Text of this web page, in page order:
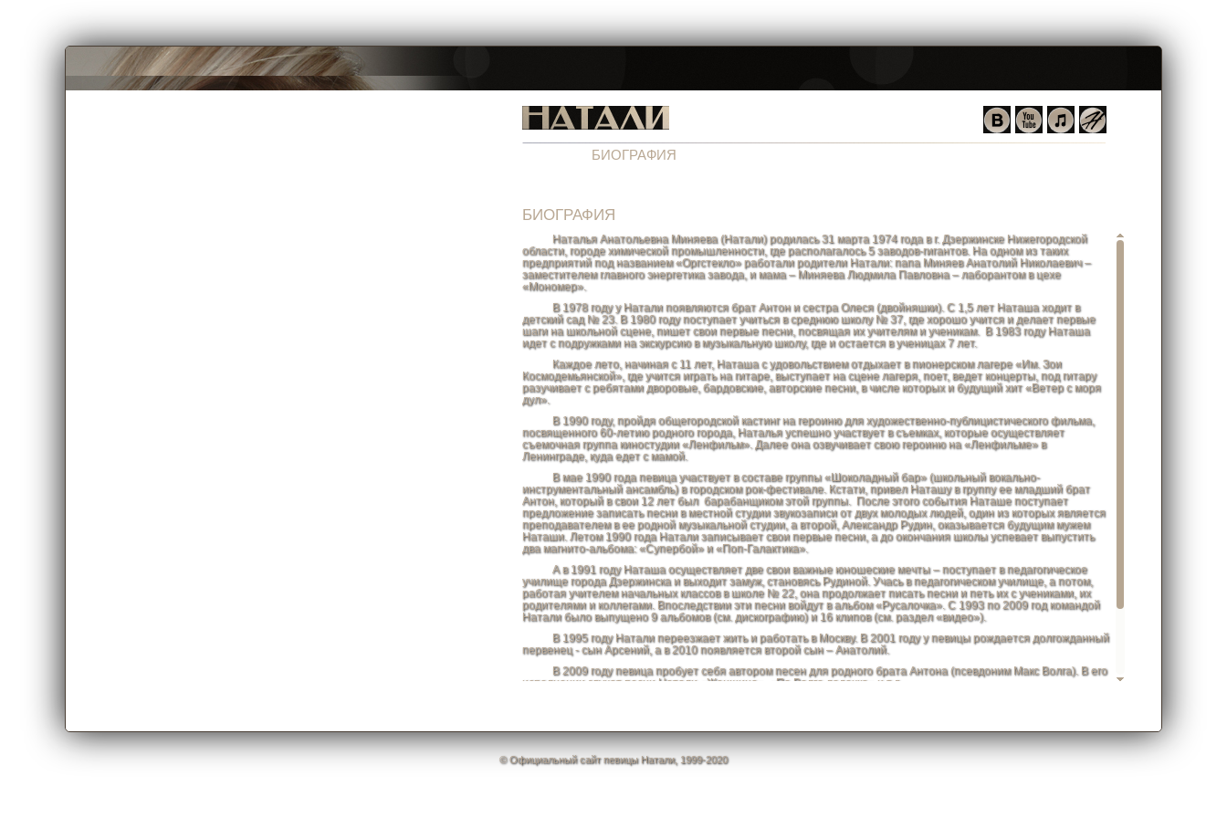
БИОГРАФИЯ
БИОГРАФИЯ
Наталья Анатольевна Миняева (Натали) родилась 31 марта 1974 года в г. Дзержинске Нижегородской
области, городе химической промышленности, где располагалось 5 заводов-гигантов. На одном из таких
предприятий под названием «Оргстекло» работали родители Натали: папа Миняев Анатолий Николаевич –
заместителем главного энергетика завода, и мама – Миняева Людмила Павловна – лаборантом в цехе
«Мономер».
В 1978 году у Натали появляются брат Антон и сестра Олеся (двойняшки). С 1,5 лет Наташа ходит в
детский сад № 23. В 1980 году поступает учиться в среднюю школу № 37, где хорошо учится и делает первые
шаги на школьной сцене, пишет свои первые песни, посвящая их учителям и ученикам. В 1983 году Наташа
идет с подружками на экскурсию в музыкальную школу, где и остается в ученицах 7 лет.
Каждое лето, начиная с 11 лет, Наташа с удовольствием отдыхает в пионерском лагере «Им. Зои
Космодемьянской», где учится играть на гитаре, выступает на сцене лагеря, поет, ведет концерты, под гитару
разучивает с ребятами дворовые, бардовские, авторские песни, в числе которых и будущий хит «Ветер с моря
дул».
В 1990 году, пройдя общегородской кастинг на героиню для художественно-публицистического фильма,
посвященного 60-летию родного города, Наталья успешно участвует в съемках, которые осуществляет
съемочная группа киностудии «Ленфильм». Далее она озвучивает свою героиню на «Ленфильме» в
Ленинграде, куда едет с мамой.
В мае 1990 года певица участвует в составе группы «Шоколадный бар» (школьный вокально-
инструментальный ансамбль) в городском рок-фестивале. Кстати, привел Наташу в группу ее младший брат
Антон, который в свои 12 лет был барабанщиком этой группы. После этого события Наташе поступает
предложение записать песни в местной студии звукозаписи от двух молодых людей, один из которых является
преподавателем в ее родной музыкальной студии, а второй, Александр Рудин, оказывается будущим мужем
Наташи. Летом 1990 года Натали записывает свои первые песни, а до окончания школы успевает выпустить
два магнито-альбома: «Супербой» и «Поп-Галактика».
А в 1991 году Наташа осуществляет две свои важные юношеские мечты – поступает в педагогическое
училище города Дзержинска и выходит замуж, становясь Рудиной. Учась в педагогическом училище, а потом,
работая учителем начальных классов в школе № 22, она продолжает писать песни и петь их с учениками, их
родителями и коллегами. Впоследствии эти песни войдут в альбом «Русалочка». С 1993 по 2009 год командой
Натали было выпущено 9 альбомов (см. дискографию) и 16 клипов (см. раздел «видео»).
В 1995 году Натали переезжает жить и работать в Москву. В 2001 году у певицы рождается долгожданный
первенец - сын Арсений, а в 2010 появляется второй сын – Анатолий.
В 2009 году певица пробует себя автором песен для родного брата Антона (псевдоним Макс Волга). В его
исполнении звучат песни Натали «Женщина», «По Волге лодочка» и т.д.
студийным альбомом.
© Официальный сайт певицы Натали, 1999-2020